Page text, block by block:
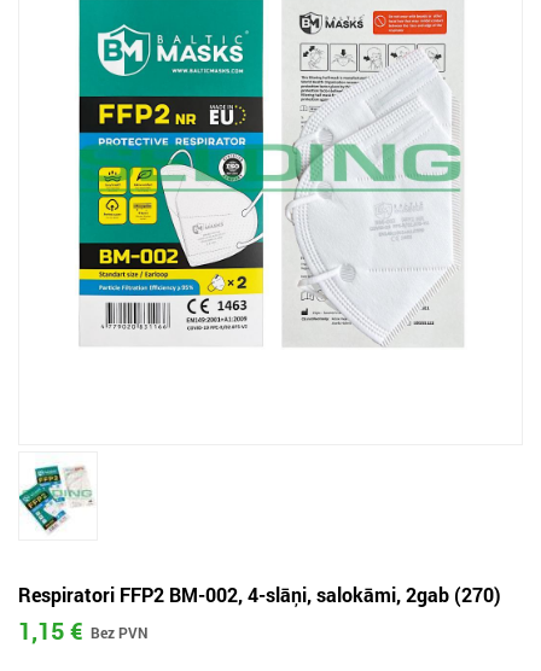
Respiratori FFP2 BM-002, 4-slāņi, salokāmi, 2gab (270)
1,15 €